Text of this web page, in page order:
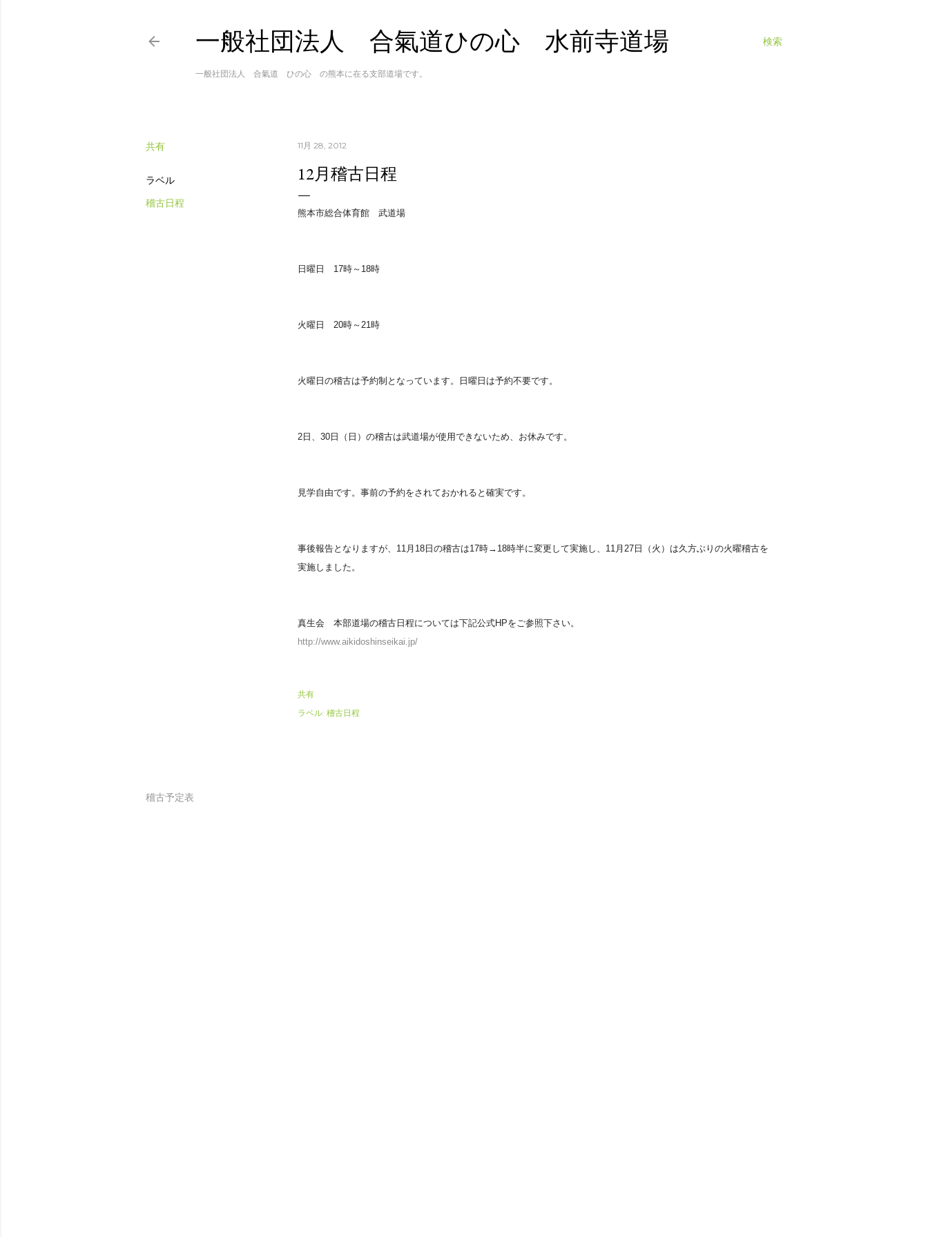
検索
一般社団法人 合氣道ひの心 水前寺道場
一般社団法人 合氣道 ひの心 の熊本に在る支部道場です。
共有
ラベル
稽古日程
11月 28, 2012
12月稽古日程
熊本市総合体育館 武道場
日曜日 17時～18時
火曜日 20時～21時
火曜日の稽古は予約制となっています。日曜日は予約不要です。
2日、30日（日）の稽古は武道場が使用できないため、お休みです。
見学自由です。事前の予約をされておかれると確実です。
事後報告となりますが、11月18日の稽古は17時→18時半に変更して実施し、11月27日（火）は久方ぶりの火曜稽古を
実施しました。
真生会 本部道場の稽古日程については下記公式HPをご参照下さい。
http://www.aikidoshinseikai.jp/
共有
ラベル: 稽古日程
稽古予定表